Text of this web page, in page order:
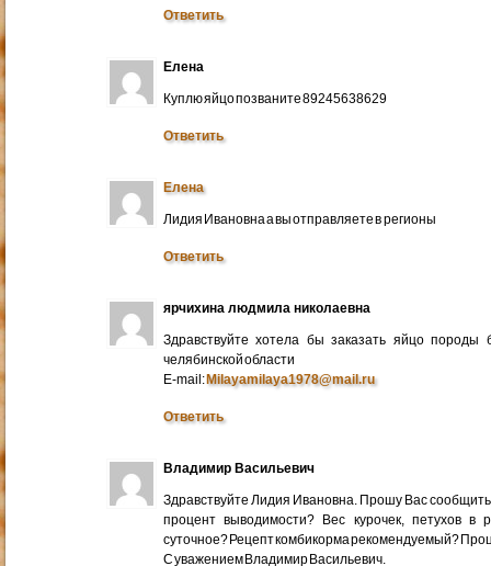
Ответить
Елена
Куплю яйцо позваните 89245638629
Ответить
Елена
Лидия Ивановна а вы отправляете в регионы
Ответить
ярчихина людмила николаевна
Здравствуйте хотела бы заказать яйцо
челябинской области
E-mail:Milayamilaya1978@mail.ru
Ответить
Владимир Васильевич
Здравствуйте Лидия Ивановна. Прошу Вас
процент выводимости? Вес курочек, петухов в
суточное? Рецепт комбикорма рекомендуемый?
С уважением Владимир Васильевич.